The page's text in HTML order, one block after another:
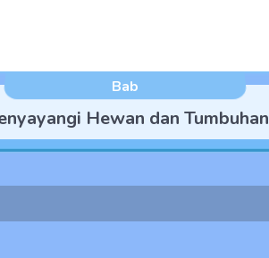
Bab
Hewan dan Tumbuhan